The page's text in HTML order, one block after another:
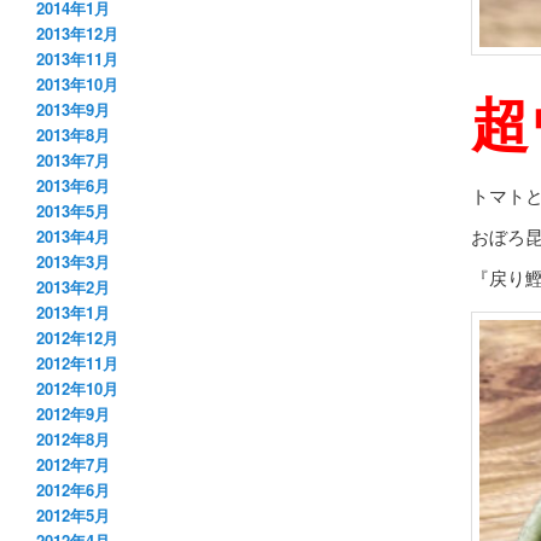
トマト
おぼろ
『戻り
2014年1月
2013年12月
2013年11月
2013年10月
2013年9月
2013年8月
2013年7月
2013年6月
2013年5月
2013年4月
2013年3月
2013年2月
2013年1月
2012年12月
2012年11月
2012年10月
2012年9月
2012年8月
2012年7月
2012年6月
2012年5月